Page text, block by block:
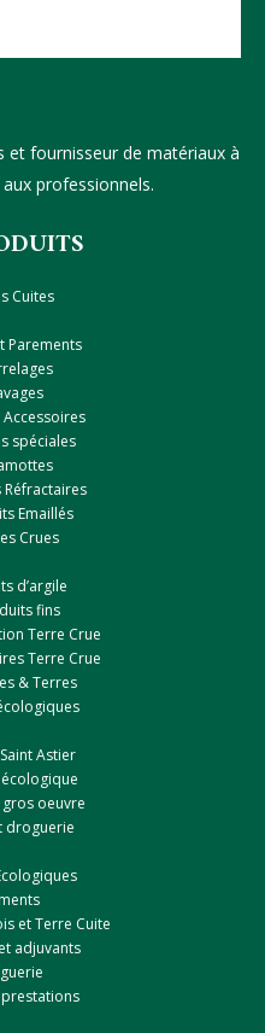
et fournisseur de matériaux à
professionnels.
Cuites
Parements
Accessoires
spéciales
Réfractaires
Emaillés
Crues
d’argile
fins
Terre Crue
Terre Crue
& Terres
Astier
oeuvre
droguerie
et Terre Cuite
adjuvants